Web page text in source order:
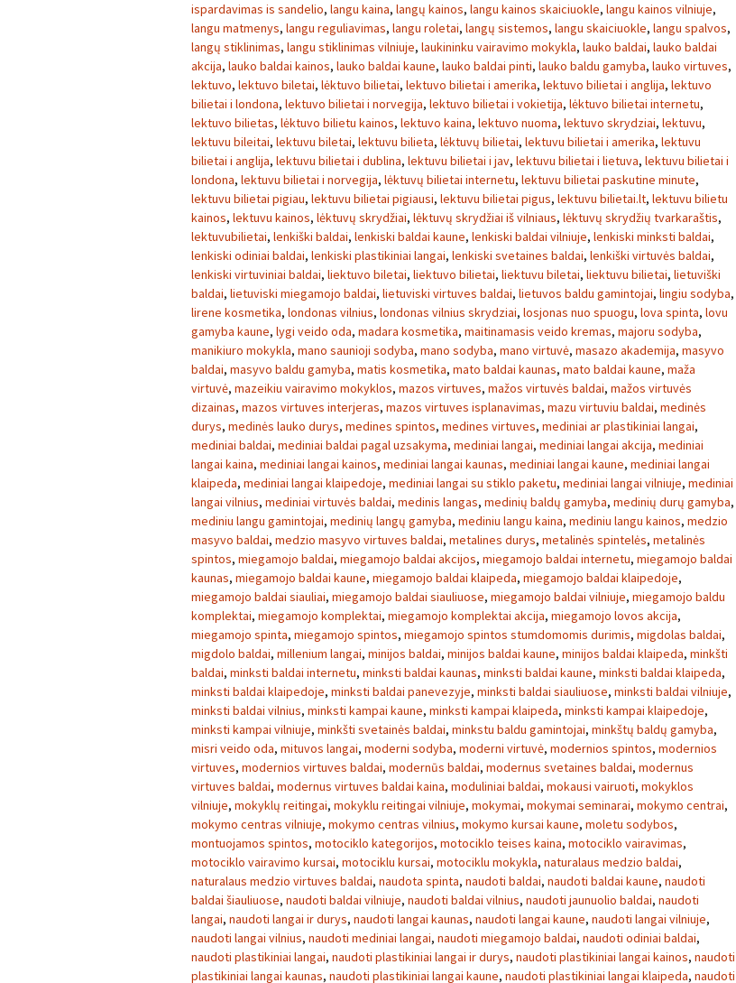
ispardavimas is sandelio, langu kaina, langų kainos, langu kainos skaiciuokle, langu kainos vilniuje,
langu matmenys, langu reguliavimas, langu roletai, langų sistemos, langu skaiciuokle, langu spalvos,
langų stiklinimas, langu stiklinimas vilniuje, laukininku vairavimo mokykla, lauko baldai, lauko baldai
akcija, lauko baldai kainos, lauko baldai kaune, lauko baldai pinti, lauko baldu gamyba, lauko virtuves,
lektuvo, lektuvo biletai, lėktuvo bilietai, lektuvo bilietai i amerika, lektuvo bilietai i anglija, lektuvo
bilietai i londona, lektuvo bilietai i norvegija, lektuvo bilietai i vokietija, lėktuvo bilietai internetu,
lektuvo bilietas, lėktuvo bilietu kainos, lektuvo kaina, lektuvo nuoma, lektuvo skrydziai, lektuvu,
lektuvu bileitai, lektuvu biletai, lektuvu bilieta, lėktuvų bilietai, lektuvu bilietai i amerika, lektuvu
bilietai i anglija, lektuvu bilietai i dublina, lektuvu bilietai i jav, lektuvu bilietai i lietuva, lektuvu bilietai i
londona, lektuvu bilietai i norvegija, lėktuvų bilietai internetu, lektuvu bilietai paskutine minute,
lektuvu bilietai pigiau, lektuvu bilietai pigiausi, lektuvu bilietai pigus, lektuvu bilietai.lt, lektuvu bilietu
kainos, lektuvu kainos, lėktuvų skrydžiai, lėktuvų skrydžiai iš vilniaus, lėktuvų skrydžių tvarkaraštis,
lektuvubilietai, lenkiški baldai, lenkiski baldai kaune, lenkiski baldai vilniuje, lenkiski minksti baldai,
lenkiski odiniai baldai, lenkiski plastikiniai langai, lenkiski svetaines baldai, lenkiški virtuvės baldai,
lenkiski virtuviniai baldai, liektuvo biletai, liektuvo bilietai, liektuvu biletai, liektuvu bilietai, lietuviški
baldai, lietuviski miegamojo baldai, lietuviski virtuves baldai, lietuvos baldu gamintojai, lingiu sodyba,
lirene kosmetika, londonas vilnius, londonas vilnius skrydziai, losjonas nuo spuogu, lova spinta, lovu
gamyba kaune, lygi veido oda, madara kosmetika, maitinamasis veido kremas, majoru sodyba,
manikiuro mokykla, mano saunioji sodyba, mano sodyba, mano virtuvė, masazo akademija, masyvo
baldai, masyvo baldu gamyba, matis kosmetika, mato baldai kaunas, mato baldai kaune, maža
virtuvė, mazeikiu vairavimo mokyklos, mazos virtuves, mažos virtuvės baldai, mažos virtuvės
dizainas, mazos virtuves interjeras, mazos virtuves isplanavimas, mazu virtuviu baldai, medinės
durys, medinės lauko durys, medines spintos, medines virtuves, mediniai ar plastikiniai langai,
mediniai baldai, mediniai baldai pagal uzsakyma, mediniai langai, mediniai langai akcija, mediniai
langai kaina, mediniai langai kainos, mediniai langai kaunas, mediniai langai kaune, mediniai langai
klaipeda, mediniai langai klaipedoje, mediniai langai su stiklo paketu, mediniai langai vilniuje, mediniai
langai vilnius, mediniai virtuvės baldai, medinis langas, medinių baldų gamyba, medinių durų gamyba,
mediniu langu gamintojai, medinių langų gamyba, mediniu langu kaina, mediniu langu kainos, medzio
masyvo baldai, medzio masyvo virtuves baldai, metalines durys, metalinės spintelės, metalinės
spintos, miegamojo baldai, miegamojo baldai akcijos, miegamojo baldai internetu, miegamojo baldai
kaunas, miegamojo baldai kaune, miegamojo baldai klaipeda, miegamojo baldai klaipedoje,
miegamojo baldai siauliai, miegamojo baldai siauliuose, miegamojo baldai vilniuje, miegamojo baldu
komplektai, miegamojo komplektai, miegamojo komplektai akcija, miegamojo lovos akcija,
miegamojo spinta, miegamojo spintos, miegamojo spintos stumdomomis durimis, migdolas baldai,
migdolo baldai, millenium langai, minijos baldai, minijos baldai kaune, minijos baldai klaipeda, minkšti
baldai, minksti baldai internetu, minksti baldai kaunas, minksti baldai kaune, minksti baldai klaipeda,
minksti baldai klaipedoje, minksti baldai panevezyje, minksti baldai siauliuose, minksti baldai vilniuje,
minksti baldai vilnius, minksti kampai kaune, minksti kampai klaipeda, minksti kampai klaipedoje,
minksti kampai vilniuje, minkšti svetainės baldai, minkstu baldu gamintojai, minkštų baldų gamyba,
misri veido oda, mituvos langai, moderni sodyba, moderni virtuvė, modernios spintos, modernios
virtuves, modernios virtuves baldai, modernūs baldai, modernus svetaines baldai, modernus
virtuves baldai, modernus virtuves baldai kaina, moduliniai baldai, mokausi vairuoti, mokyklos
vilniuje, mokyklų reitingai, mokyklu reitingai vilniuje, mokymai, mokymai seminarai, mokymo centrai,
mokymo centras vilniuje, mokymo centras vilnius, mokymo kursai kaune, moletu sodybos,
montuojamos spintos, motociklo kategorijos, motociklo teises kaina, motociklo vairavimas,
motociklo vairavimo kursai, motociklu kursai, motociklu mokykla, naturalaus medzio baldai,
naturalaus medzio virtuves baldai, naudota spinta, naudoti baldai, naudoti baldai kaune, naudoti
baldai šiauliuose, naudoti baldai vilniuje, naudoti baldai vilnius, naudoti jaunuolio baldai, naudoti
langai, naudoti langai ir durys, naudoti langai kaunas, naudoti langai kaune, naudoti langai vilniuje,
naudoti langai vilnius, naudoti mediniai langai, naudoti miegamojo baldai, naudoti odiniai baldai,
naudoti plastikiniai langai, naudoti plastikiniai langai ir durys, naudoti plastikiniai langai kainos, naudoti
plastikiniai langai kaunas, naudoti plastikiniai langai kaune, naudoti plastikiniai langai klaipeda, naudoti